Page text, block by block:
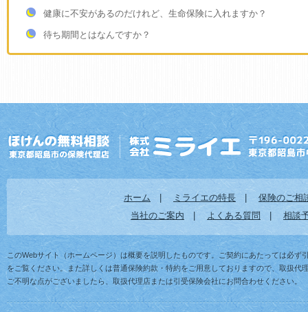
健康に不安があるのだけれど、生命保険に入れますか？
待ち期間とはなんですか？
ホーム ミライエの特長
保険のご相
当社のご案内
よくある質問 相談
このWebサイト（ホームページ）は概要を説明したものです。ご契約にあたっては必
をご覧ください。また詳しくは普通保険約款・特約をご用意しておりますので、取扱代
ご不明な点がございましたら、取扱代理店または引受保険会社にお問合わせください。